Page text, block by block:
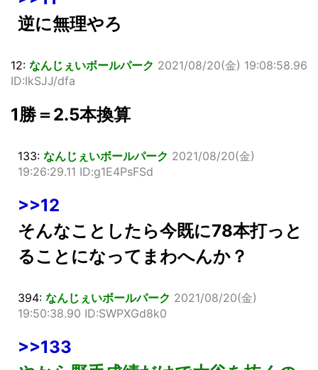
逆に無理やろ
12: なんじぇいボールパーク 2021/08/20(金) 19:08:58.96
ID:IkSJJ/dfa
1勝＝2.5本換算
133: なんじぇいボールパーク 2021/08/20(金)
19:26:29.11 ID:g1E4PsFSd
>>12
そんなことしたら今既に78本打っと
ることになってまわへんか？
394: なんじぇいボールパーク 2021/08/20(金)
19:50:38.90 ID:SWPXGd8k0
>>133